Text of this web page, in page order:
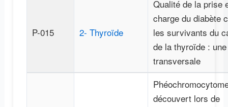
P-015 2- Thyroïde
Qualité de la prise
charge du diabète
les survivants du
de la thyroïde :
transversale
découvert lors de